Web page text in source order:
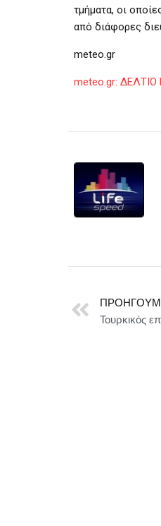
τμήματα, οι
από διάφορες
meteo.gr
meteo.gr: ΔΕΛΤΙΟ
Τουρκικός